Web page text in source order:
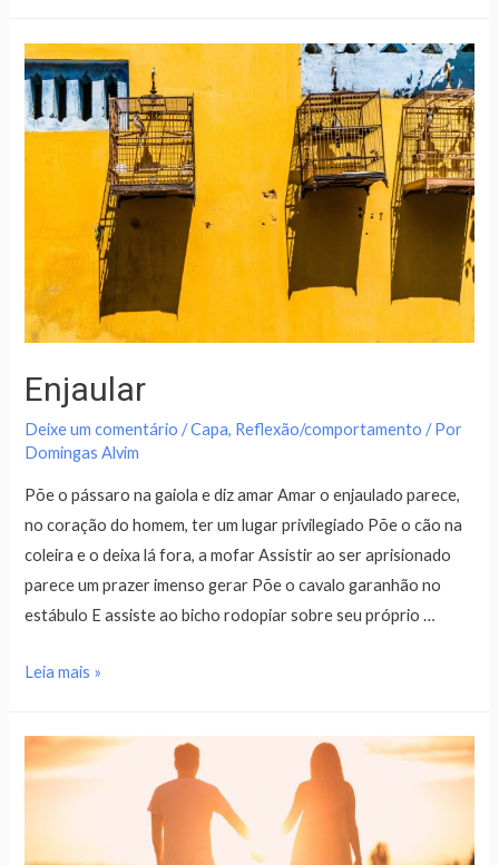
Enjaular
Deixe um comentário /Capa, Reflexão/comportamento / Por
Domingas Alvim
Põe o pássaro na gaiola e diz amar Amar o enjaulado parece,
no coração do homem, ter um lugar privilegiado Põe o cão na
coleira e o deixa lá fora, a mofar Assistir ao ser aprisionado
parece um prazer imenso gerar Põe o cavalo garanhão no
estábulo E assiste ao bicho rodopiar sobre seu próprio …
Leia mais »